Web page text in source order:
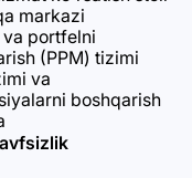
markazi
va portfelni
(PPM) tizimi
va
boshqarish